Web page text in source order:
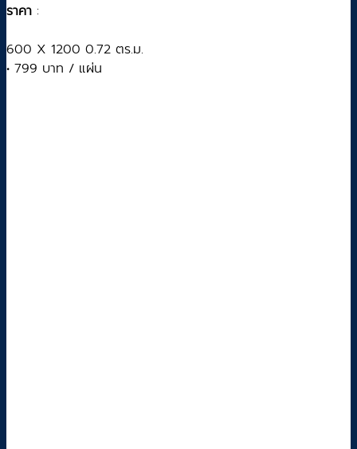
ราคา :
600 X 1200 0.72 ตร.ม.
• 799 บาท / แผ่น